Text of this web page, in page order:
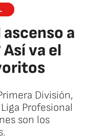
a
va el
División,
Profesional
son los